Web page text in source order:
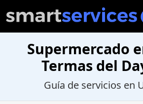
Supermercado
Termas del
Guía de servicios en